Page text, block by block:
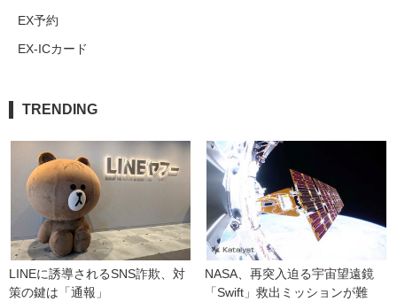
EX予約
EX-ICカード
TRENDING
LINEに誘導されるSNS詐欺、対
策の鍵は「通報」
NASA、再突入迫る宇宙望遠鏡
「Swift」救出ミッションが難